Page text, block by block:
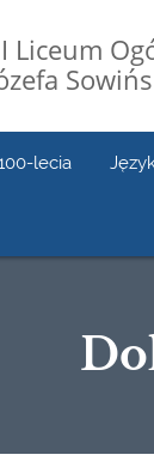
Liceum
lecia